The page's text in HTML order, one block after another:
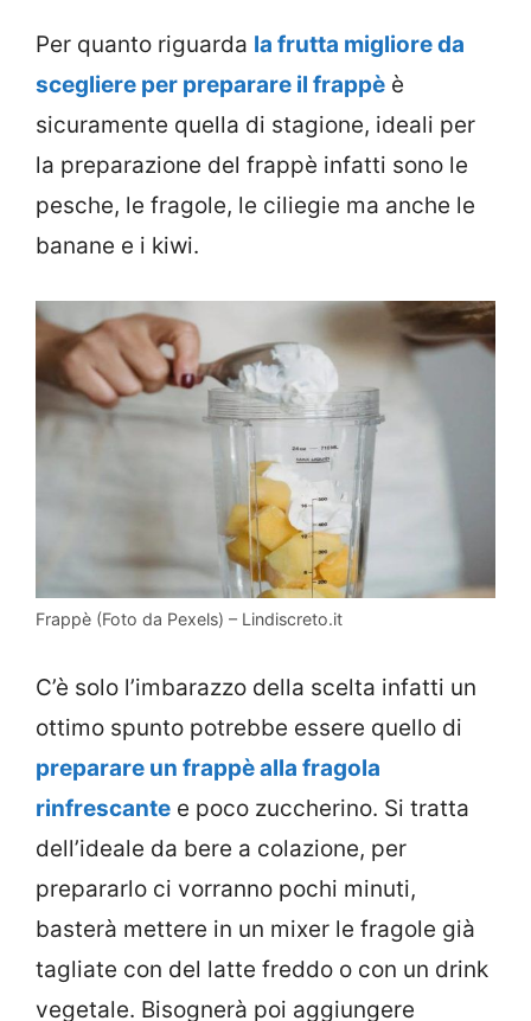
Per quanto riguarda la frutta migliore da
scegliere per preparare il frappè è
sicuramente quella di stagione, ideali per
la preparazione del frappè infatti sono le
pesche, le fragole, le ciliegie ma anche le
banane e i kiwi.
Frappè (Foto da Pexels) – Lindiscreto.it
C’è solo l’imbarazzo della scelta infatti un
ottimo spunto potrebbe essere quello di
preparare un frappè alla fragola
rinfrescante e poco zuccherino. Si tratta
dell’ideale da bere a colazione, per
prepararlo ci vorranno pochi minuti,
basterà mettere in un mixer le fragole già
tagliate con del latte freddo o con un drink
vegetale. Bisognerà poi aggiungere